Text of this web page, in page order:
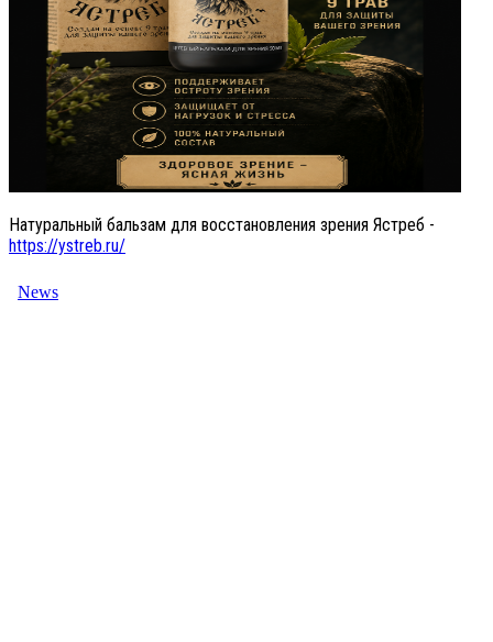
Натуральный бальзам для восстановления зрения Ястреб -
https://ystreb.ru/